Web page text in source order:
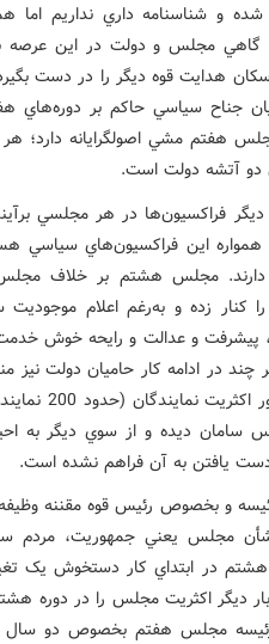
شده و شناسنامه داري نداريم
گاهي مجلس و دولت در اين عرصه
هدايت قوه ديگر را در دست
جناح سياسي حاکم بر
هفتم مشي اصولگرايانه دارد؛
دو آتشه دولت است.
فراکسيون‌ها در هر مجلسي
همواره اين فراکسيون‌هاي
مجلس هشتم بر خلاف
کنار زده و به‌رغم اعلام موجوديت
پيشرفت و عدالت و رايحه خوش خدمت)
چند در ادامه کار حاميان دولت نيز
اما حضور
سامان ديده و از سوي ديگر به
يافتن به آن فراهم نشده است.
و بخصوص رئيس قوه مقننه وظيفه
مجلس يعني جمهوريت، مردم
در ابتداي کار دستخوش يک
ديگر اکثريت مجلس را در دوره
مجلس هفتم بخصوص دو سال